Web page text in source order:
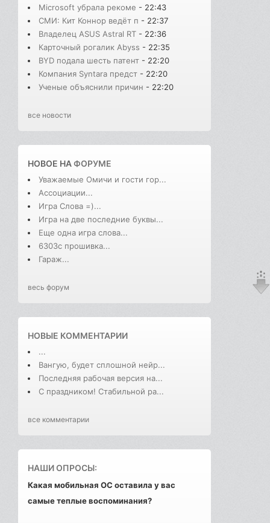
Microsoft убрала рекоме - 22:43
СМИ: Кит Коннор ведёт п - 22:37
Владелец ASUS Astral RT - 22:36
Карточный рогалик Abyss - 22:35
BYD подала шесть патент - 22:20
Компания Syntara предст - 22:20
Ученые объяснили причин - 22:20
все новости
НОВОЕ НАФОРУМЕ
Уважаемые Омичи и гости гор...
Ассоциации...
Игра Слова =)...
Игра на две последние буквы...
Еще одна игра слова...
6303с прошивка...
Гараж...
весь форум
НОВЫЕ КОММЕНТАРИИ
...
Вангую, будет сплошной нейр...
Последняя рабочая версия на...
С праздником! Стабильной ра...
все комментарии
НАШИ ОПРОСЫ:
Какая мобильная ОС оставила у вас
самые теплые воспоминания?